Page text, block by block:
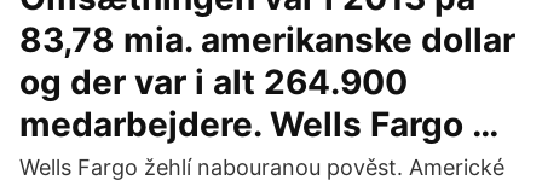
83,78 mia. amerikanske dollar
og der var i alt 264.900
medarbejdere. Wells Fargo …
Wells Fargo žehlí nabouranou pověst. Americké